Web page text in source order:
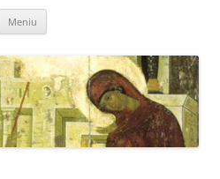
Meniu